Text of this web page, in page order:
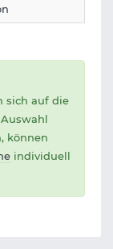
sich auf die
können
individuell